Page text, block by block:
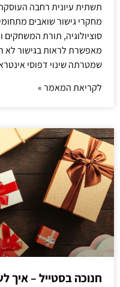
תשתית עיונית רחבה
מחקרי גישור שואבים
סוציולוגיה, תורת המשחקים
מאפשרת לראות בגישור לא
שמטרתה שינוי דפוסי
לקריאת המאמר »
חנוכה בסטייל – איך